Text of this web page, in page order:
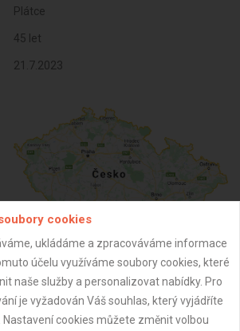
Plátce
45 let
21.7.2023
cookies
ukládáme a zpracováváme informace
účelu využíváme soubory cookies, které
naše služby a personalizovat nabídky. Pro
je vyžadován Váš souhlas, který vyjádříte
Nastavení cookies můžete změnit volbou